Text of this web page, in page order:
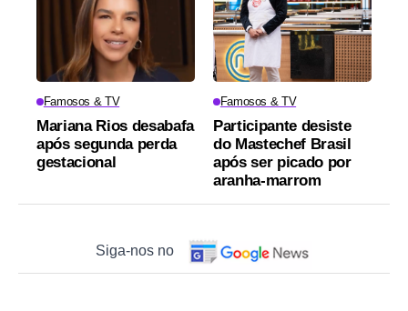
Famosos & TV
Mariana Rios desabafa
após segunda perda
gestacional
Famosos & TV
Participante desiste
do Mastechef Brasil
após ser picado por
aranha-marrom
Siga-nos no